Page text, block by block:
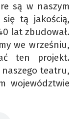
są w naszym
się tą jakością,
lat zbudował.
we wrześniu,
ten projekt.
naszego teatru,
województwie